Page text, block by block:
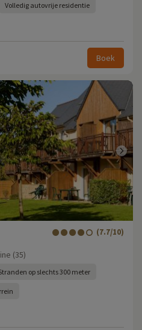
Volledig autovrije residentie
Boek
(7.7/10)
(35)
op slechts 300 meter